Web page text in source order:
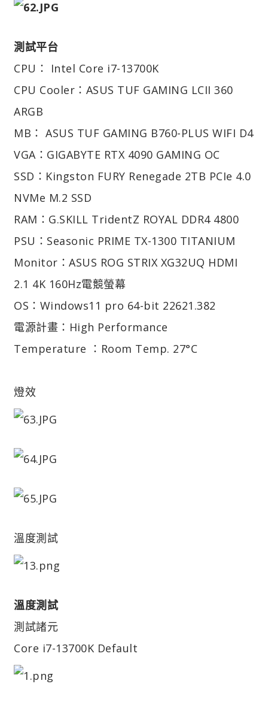
測試平台
CPU： Intel Core i7-13700K
CPU Cooler：ASUS TUF GAMING LCII 360
ARGB
MB： ASUS TUF GAMING B760-PLUS WIFI D4
VGA：GIGABYTE RTX 4090 GAMING OC
SSD：Kingston FURY Renegade 2TB PCIe 4.0
NVMe M.2 SSD
RAM：G.SKILL TridentZ ROYAL DDR4 4800
PSU：Seasonic PRIME TX-1300 TITANIUM
Monitor：ASUS ROG STRIX XG32UQ HDMI
2.1 4K 160Hz電競螢幕
OS：Windows11 pro 64-bit 22621.382
電源計畫：High Performance
Temperature ：Room Temp. 27°C
燈效
溫度測試
溫度測試
測試諸元
Core i7-13700K Default